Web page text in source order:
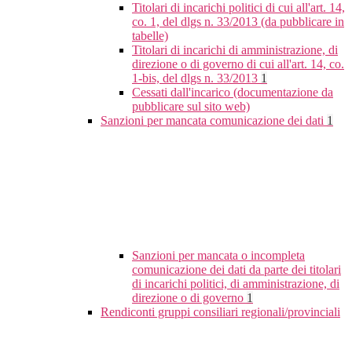
Titolari di incarichi politici di cui all'art. 14,
co. 1, del dlgs n. 33/2013 (da pubblicare in
tabelle)
Titolari di incarichi di amministrazione, di
direzione o di governo di cui all'art. 14, co.
1-bis, del dlgs n. 33/2013 1
Cessati dall'incarico (documentazione da
pubblicare sul sito web)
Sanzioni per mancata comunicazione dei dati 1
Sanzioni per mancata o incompleta
comunicazione dei dati da parte dei titolari
di incarichi politici, di amministrazione, di
direzione o di governo 1
Rendiconti gruppi consiliari regionali/provinciali